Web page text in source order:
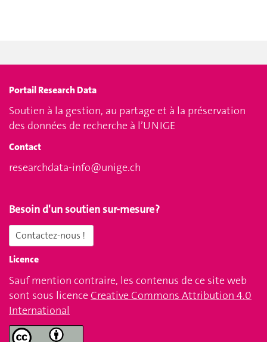
Portail Research Data
Soutien à la gestion, au partage et à la préservation
des données de recherche à l’UNIGE
Contact
researchdata-info@unige.ch
Besoin d'un soutien sur-mesure ?
Contactez-nous !
Licence
Sauf mention contraire, les contenus de ce site web
sont sous licence Creative Commons Attribution 4.0
International